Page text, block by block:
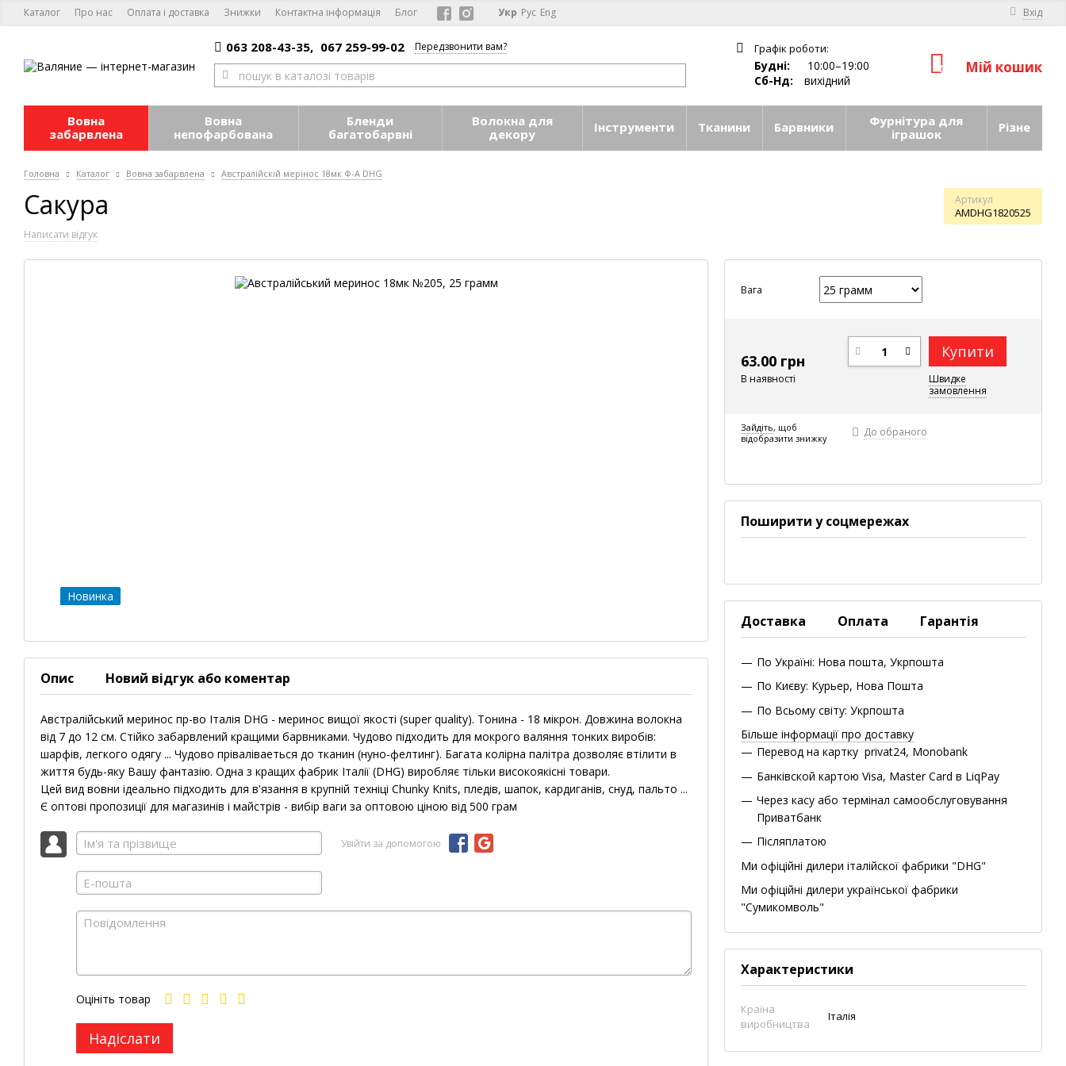
Каталог Про нас Оплата і доставка Знижки Контактна інформація Блог Вхід
Укр Рус Eng
063 208-43-35, 067 259-99-02 Передзвонити вам? Графік роботи:
Будні:
10:00–19:00
Сб-Нд:
вихідний
0 Мій кошик
Вовна
забарвлена
Вовна
непофарбована
Бленди
багатобарвні
Волокна для
декору
Інструменти Тканини Барвники
Фурнітура для
іграшок
Різне
Головна Каталог Вовна забарвлена Австралійскій мерінос 18мк Ф-А DHG
Сакура Артикул
AMDHG1820525
Написати відгук
Новинка
Опис Новий відгук або коментар
Австралійський меринос пр-во Італія DHG - меринос вищої якості (super quality). Тонина - 18 мікрон. Довжина волокна
від 7 до 12 см. Стійко забарвлений кращими барвниками. Чудово підходить для мокрого валяння тонких виробів:
шарфів, легкого одягу ... Чудово пріваліваеться до тканин (нуно-фелтинг). Багата колірна палітра дозволяє втілити в
життя будь-яку Вашу фантазію. Одна з кращих фабрик Італії (DHG) виробляє тільки високоякісні товари.
Цей вид вовни ідеально підходить для в'язання в крупній техніці Chunky Knits, пледів, шапок, кардиганів, снуд, пальто ...
Є оптові пропозиції для магазинів і майстрів - вибір ваги за оптовою ціною від 500 грам
Увійти за допомогою
Оцініть товар
Надіслати
Вага
63.00 грн
В наявності
Купити
Швидке
замовлення
Зайдіть, щоб
відобразити знижку
До обраного
Поширити у соцмережах
Доставка Оплата Гарантія
По Україні: Нова пошта, Укрпошта
По Києву: Курьер, Нова Пошта
По Всьому світу: Укрпошта
Більше інформації про доставку
Перевод на картку privat24, Monobank
Банківской картою Visa, Master Card в LiqPay
Через касу або термінал самообслуговування
Приватбанк
Післяплатою
Ми офіційні дилери італійскої фабрики "DHG"
Ми офіційні дилери української фабрики
"Сумикомволь"
Характеристики
Країна
виробництва
Італія